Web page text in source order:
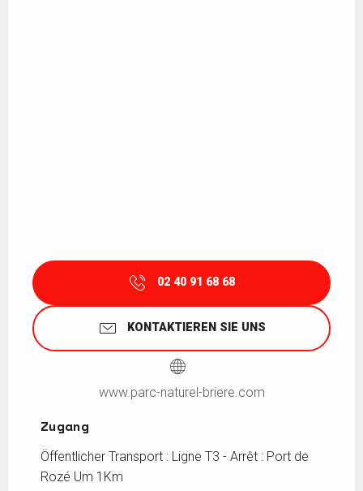
02 40 91 68 68
KONTAKTIEREN SIE UNS
www.parc-naturel-briere.com
Zugang
Zugang
Öffentlicher Transport : Ligne T3 - Arrêt : Port de
Rozé Um 1Km